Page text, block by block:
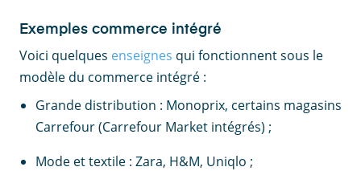
Exemples commerce intégré
Voici quelques enseignes qui fonctionnent sous le
modèle du commerce intégré :
Grande distribution : Monoprix, certains magasins
Carrefour (Carrefour Market intégrés) ;
Mode et textile : Zara, H&M, Uniqlo ;